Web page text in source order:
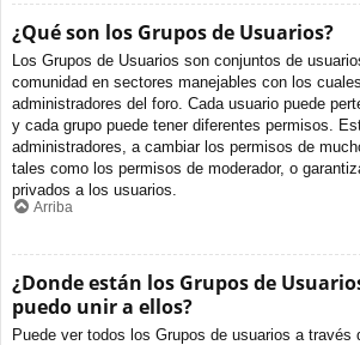
¿Qué son los Grupos de Usuarios?
Los Grupos de Usuarios son conjuntos de
comunidad en sectores manejables con los
administradores del foro. Cada usuario puede
y cada grupo puede tener diferentes permisos.
administradores, a cambiar los permisos de
tales como los permisos de moderador, o
privados a los usuarios.
Arriba
¿Donde están los Grupos de
puedo unir a ellos?
Puede ver todos los Grupos de usuarios a través